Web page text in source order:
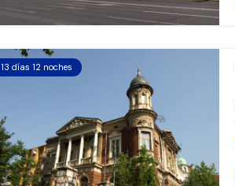
13 días 12 noches